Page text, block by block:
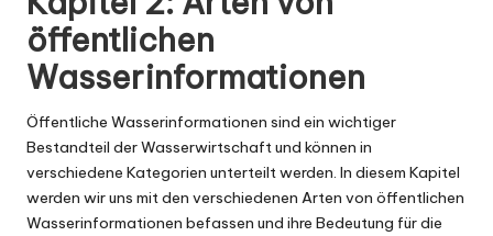
öffentlichen
Wasserinformationen
Öffentliche Wasserinformationen sind ein wichtiger
Bestandteil der Wasserwirtschaft und können in
verschiedene Kategorien unterteilt werden. In diesem Kapitel
werden wir uns mit den verschiedenen Arten von öffentlichen
Wasserinformationen befassen und ihre Bedeutung für die